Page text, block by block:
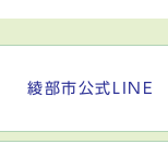
綾部市公式LINE